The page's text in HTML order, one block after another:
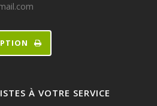
À VOTRE SERVICE